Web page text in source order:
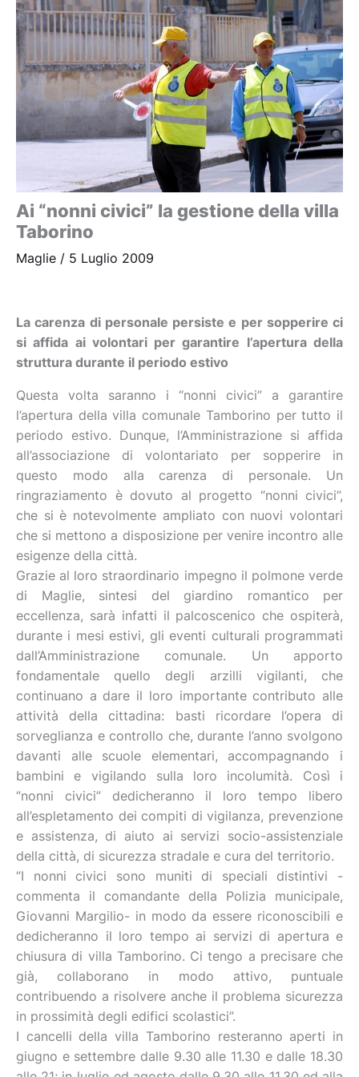
Ai “nonni civici” la gestione della villa
Taborino
Maglie / 5 Luglio 2009
La carenza di personale persiste e per sopperire ci
si affida ai volontari per garantire l’apertura della
struttura durante il periodo estivo
Questa volta saranno i “nonni civici” a garantire
l’apertura della villa comunale Tamborino per tutto il
periodo estivo. Dunque, l’Amministrazione si affida
all’associazione di volontariato per sopperire in
questo modo alla carenza di personale. Un
ringraziamento è dovuto al progetto “nonni civici”,
che si è notevolmente ampliato con nuovi volontari
che si mettono a disposizione per venire incontro alle
esigenze della città.
Grazie al loro straordinario impegno il polmone verde
di Maglie, sintesi del giardino romantico per
eccellenza, sarà infatti il palcoscenico che ospiterà,
durante i mesi estivi, gli eventi culturali programmati
dall’Amministrazione comunale. Un apporto
fondamentale quello degli arzilli vigilanti, che
continuano a dare il loro importante contributo alle
attività della cittadina: basti ricordare l’opera di
sorveglianza e controllo che, durante l’anno svolgono
davanti alle scuole elementari, accompagnando i
bambini e vigilando sulla loro incolumità. Così i
“nonni civici” dedicheranno il loro tempo libero
all’espletamento dei compiti di vigilanza, prevenzione
e assistenza, di aiuto ai servizi socio-assistenziale
della città, di sicurezza stradale e cura del territorio.
“I nonni civici sono muniti di speciali distintivi -
commenta il comandante della Polizia municipale,
Giovanni Margilio- in modo da essere riconoscibili e
dedicheranno il loro tempo ai servizi di apertura e
chiusura di villa Tamborino. Ci tengo a precisare che
già, collaborano in modo attivo, puntuale
contribuendo a risolvere anche il problema sicurezza
in prossimità degli edifici scolastici”.
I cancelli della villa Tamborino resteranno aperti in
giugno e settembre dalle 9.30 alle 11.30 e dalle 18.30